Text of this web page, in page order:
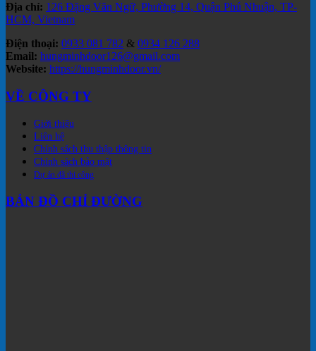
Địa chỉ: 126 Đặng Văn Ngữ, Phường 14, Quận Phú Nhuận, TP-
HCM, Vietnam
Điện thoại: 0933 081 782 & 0934 126 288
Email: hungminhdoor126@gmail.com
Website: https://hungminhdoor.vn/
VỀ CÔNG TY
Giới thiệu
Liên hệ
Chính sách thu thập thông tin
Chính sách bảo mật
Dự án đã thi công
BẢN ĐỒ CHỈ ĐƯỜNG